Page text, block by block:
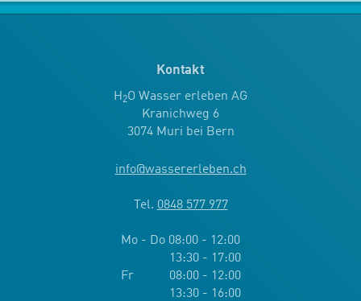
Kontakt
H2O Wasser erleben AG
Kranichweg 6
3074 Muri bei Bern
info@wassererleben.ch
Tel. 0848 577 977
Mo - Do 08:00 - 12:00
13:30 - 17:00
Fr 08:00 - 12:00
13:30 - 16:00